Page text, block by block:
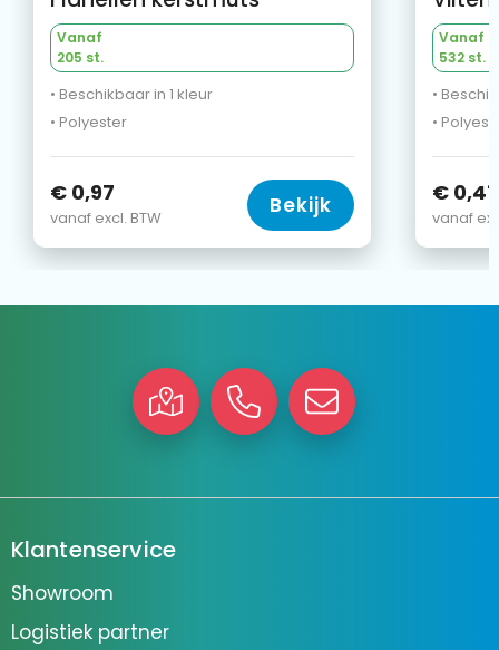
Vanaf
205 st.
• Beschikbaar in 1 kleur
• Polyester
€ 0,97
vanaf excl. BTW Bekijk
Vanaf
532 st.
•
•
€ 0,41
vanaf
Klantenservice
Showroom
Logistiek partner